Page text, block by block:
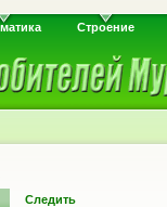
Строение
Следить